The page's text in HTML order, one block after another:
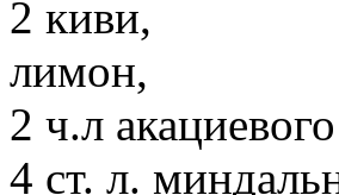
2 киви,
лимон,
2 ч.л
4 ст. л.